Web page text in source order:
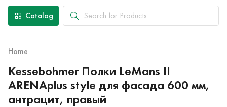
Payment and Delivery
Catalog
Home
Kessebohmer Полки LeMans II
ARENAplus style для фасада 600 мм,
антрацит, правый